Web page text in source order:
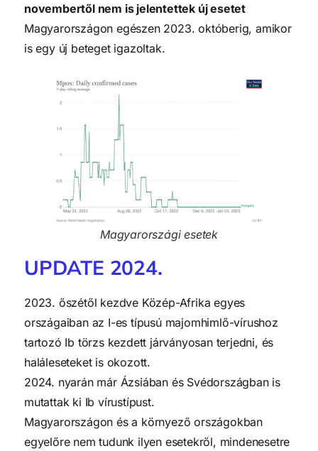
novembertől nem is jelentettek új esetet
Magyarországon egészen 2023. októberig, amikor
is egy új beteget igazoltak.
Magyarországi esetek
UPDATE 2024.
2023. őszétől kezdve Közép-Afrika egyes
országaiban az I-es típusú majomhimlő-vírushoz
tartozó Ib törzs kezdett járványosan terjedni, és
haláleseteket is okozott.
2024. nyarán már Ázsiában és Svédországban is
mutattak ki Ib vírustípust.
Magyarországon és a környező országokban
egyelőre nem tudunk ilyen esetekről, mindenesetre